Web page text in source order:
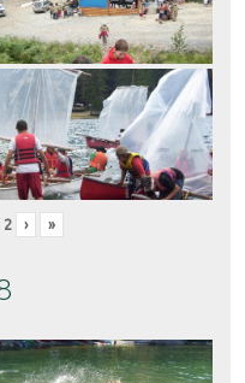
2 › »